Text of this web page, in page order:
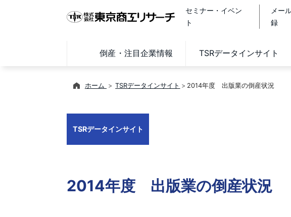
セミナー・イベン
ト
メー
録
倒産・注目企業情報 TSRデータインサイト
ホーム TSRデータインサイト 2014年度 出版業の倒産状況
TSRデータインサイト
2014年度 出版業の倒産状況